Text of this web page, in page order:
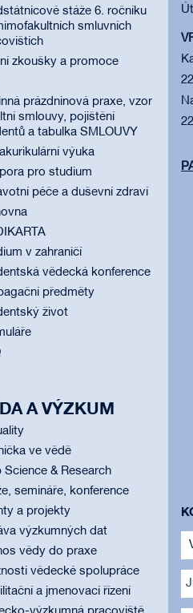
stáže 6. ročníku
smluvních
zkoušky a promoce
prázdninová praxe, vzor
smlouvy, pojištění
a tabulka SMLOUVY
výuka
pro studium
péče a duševní zdraví
v zahraničí
vědecká konference
předměty
život
A VÝZKUM
ve vědě
Science & Research
semináře, konference
a projekty
výzkumných dat
vědy do praxe
vědecké spolupráce
a jmenovací řízení